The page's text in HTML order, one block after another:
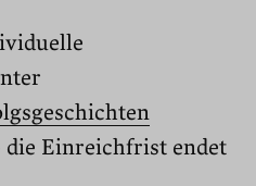
Einreichfrist endet